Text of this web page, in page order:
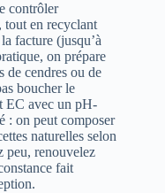
contrôler
tout en recyclant
facture (jusqu’à
on prépare
de cendres ou de
boucher le
EC avec un pH-
: on peut composer
naturelles selon
peu, renouvelez
fait